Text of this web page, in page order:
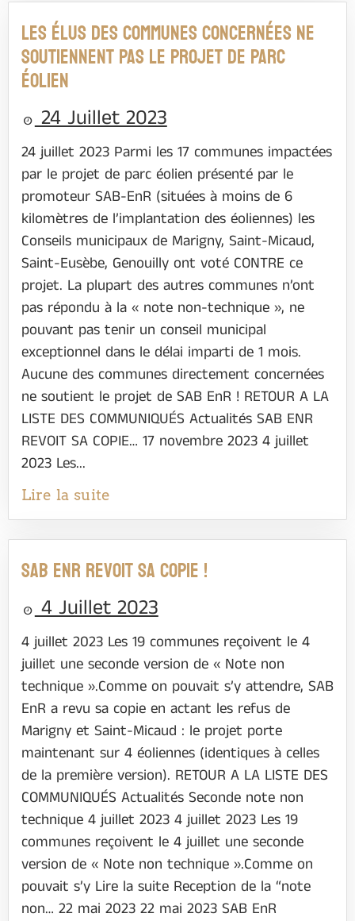
LES ÉLUS DES COMMUNES CONCERNÉES NE
SOUTIENNENT PAS LE PROJET DE PARC
ÉOLIEN
24 Juillet 2023
24 juillet 2023 Parmi les 17 communes impactées
par le projet de parc éolien présenté par le
promoteur SAB-EnR (situées à moins de 6
kilomètres de l’implantation des éoliennes) les
Conseils municipaux de Marigny, Saint-Micaud,
Saint-Eusèbe, Genouilly ont voté CONTRE ce
projet. La plupart des autres communes n’ont
pas répondu à la « note non-technique », ne
pouvant pas tenir un conseil municipal
exceptionnel dans le délai imparti de 1 mois.
Aucune des communes directement concernées
ne soutient le projet de SAB EnR ! RETOUR A LA
LISTE DES COMMUNIQUÉS Actualités SAB ENR
REVOIT SA COPIE… 17 novembre 2023 4 juillet
2023 Les...
Lire la suite
SAB ENR REVOIT SA COPIE !
4 Juillet 2023
4 juillet 2023 Les 19 communes reçoivent le 4
juillet une seconde version de « Note non
technique ».Comme on pouvait s’y attendre, SAB
EnR a revu sa copie en actant les refus de
Marigny et Saint-Micaud : le projet porte
maintenant sur 4 éoliennes (identiques à celles
de la première version). RETOUR A LA LISTE DES
COMMUNIQUÉS Actualités Seconde note non
technique 4 juillet 2023 4 juillet 2023 Les 19
communes reçoivent le 4 juillet une seconde
version de « Note non technique ».Comme on
pouvait s’y Lire la suite Reception de la “note
non… 22 mai 2023 22 mai 2023 SAB EnR